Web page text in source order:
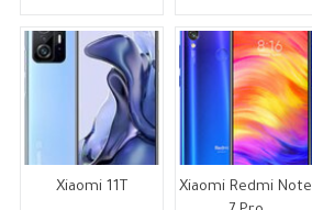
Xiaomi 11T
Xiaomi Redmi Note